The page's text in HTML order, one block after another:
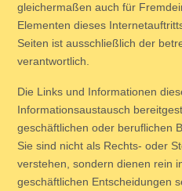
gleichermaßen auch für
Elementen dieses
Seiten ist ausschließlich der
verantwortlich.
Die Links und Informationen
Informationsaustausch
geschäftlichen oder beruflichen
Sie sind nicht als Rechts- oder
verstehen, sondern dienen rein
geschäftlichen Entscheidungen